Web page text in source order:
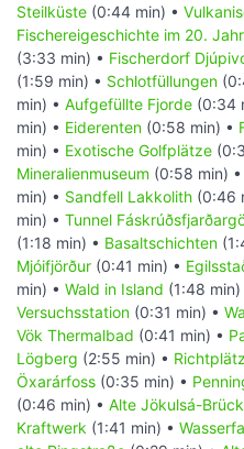
Steilküste (0:44 min) •
Fischereigeschichte im 20.
(3:33 min) • Fischerdorf
(1:59 min) • Schlotfüllungen
min) • Aufgefüllte Fjorde (0:34
min) • Eiderenten (0:58 min) •
min) • Exotische Golfplätze
Mineralienmuseum (0:58 min) •
min) • Sandfell Lakkolith (0:46
min) • Tunnel
(1:18 min) • Basaltschichten
Mjóifjörður (0:41 min) •
min) • Wald in Island (1:48 min)
Versuchsstation (0:31 min) •
Vök Thermalbad (0:41 min) •
Lögberg (2:55 min) •
Öxarárfoss (0:35 min) •
(0:46 min) • Alte Jökulsá-
Kraftwerk (1:41 min) •